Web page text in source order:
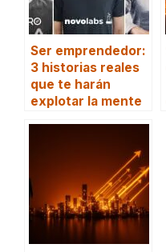
Ser emprendedor:
3 historias reales
que te harán
explotar la mente